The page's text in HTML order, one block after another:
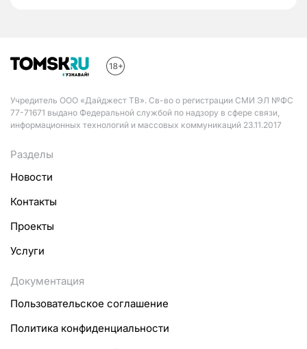
Учредитель ООО «Дайджест ТВ». Св-во о регистрации СМИ ЭЛ №ФС
77-71671 выдано Федеральной службой по надзору в сфере связи,
информационных технологий и массовых коммуникаций 23.11.2017
Разделы
Новости
Контакты
Проекты
Услуги
Документация
Пользовательское соглашение
Политика конфиденциальности